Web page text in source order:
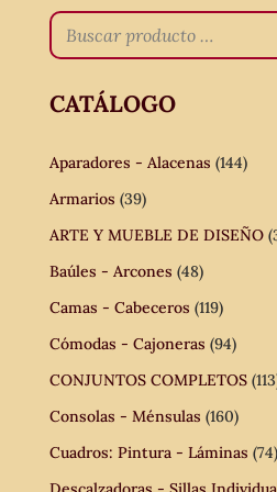
CATÁLOGO
Aparadores - Alacenas (144)
Armarios (39)
ARTE Y MUEBLE DE DISEÑO
Baúles - Arcones (48)
Camas - Cabeceros (119)
Cómodas - Cajoneras (94)
CONJUNTOS COMPLETOS
Consolas - Ménsulas (160)
Cuadros: Pintura - Láminas (74)